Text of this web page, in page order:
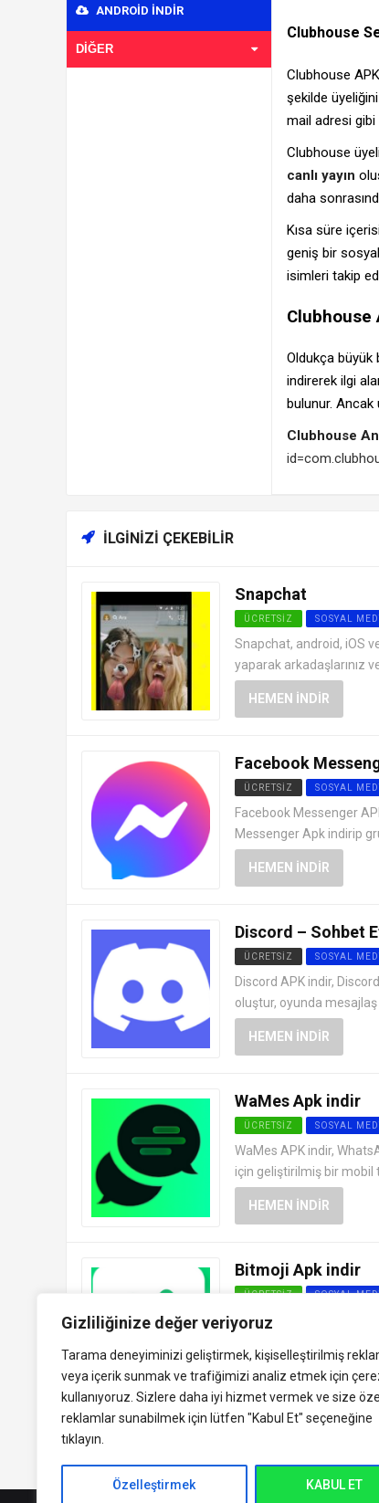
Gizliliğinize değer veriyoruz
Tarama deneyiminizi geliştirmek, kişiselleştirilmiş
veya içerik sunmak ve trafiğimizi analiz etmek için
kullanıyoruz. Sizlere daha iyi hizmet vermek ve size özel
reklamlar sunabilmek için lütfen "Kabul Et" seçeneğine
tıklayın.
Özelleştirmek KABUL ET
ANDROID INDIR
DIĞER
Clubhouse
Clubhouse
şekilde
mail adresi gibi
Clubhouse
canlı yayın
daha
Kısa süre
geniş bir sosyal
isimleri takip
Clubhouse
Oldukça büyük
indirerek ilgi
bulunur. Ancak
Clubhouse
İLGINIZI ÇEKEBILIR
Snapchat
ÜCRETSIZ SOSYAL
Snapchat, android, iOS
yaparak arkadaşlarınız
HEMEN İNDIR
Facebook
ÜCRETSIZ SOSYAL
Facebook Messenger
Messenger Apk indirip
HEMEN İNDIR
Discord – Sohbet
ÜCRETSIZ SOSYAL
Discord APK indir,
oluştur, oyunda mesajlaş
HEMEN İNDIR
WaMes Apk indir
ÜCRETSIZ SOSYAL
WaMes APK indir,
için geliştirilmiş bir mobil
HEMEN İNDIR
Bitmoji Apk indir
ÜCRETSIZ SOSYAL
Bitmoji Apk indir,
Snapchat tarafından
çıkartmalar...
HEMEN İNDIR